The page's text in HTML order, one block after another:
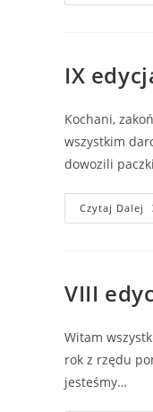
IX
Kochani,
wszystkim
dowozili
Czytaj Dalej
VIII
Witam
rok z rzędu
jesteśmy…